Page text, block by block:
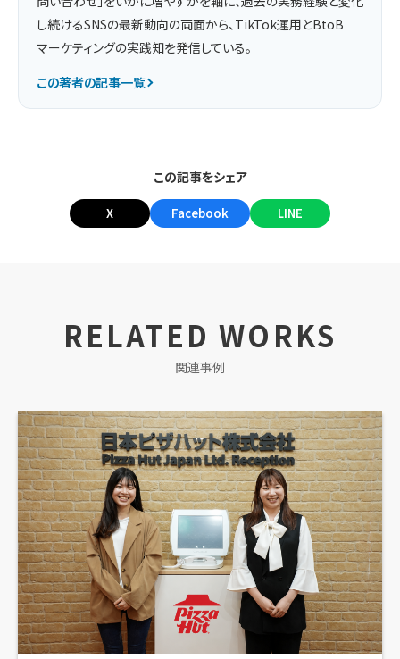
し続けるSNSの最新動向の両面から、TikTok運用とBtoB
マーケティングの実践知を発信している。
この著者の記事一覧
この記事をシェア
X Facebook LINE
RELATED WORKS
関連事例